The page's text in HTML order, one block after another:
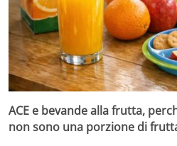
ACE e bevande alla frutta,
non sono una porzione di